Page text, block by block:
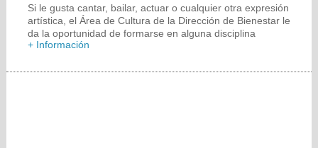
Si le gusta cantar, bailar, actuar o cualquier otra expresión
artística, el Área de Cultura de la Dirección de Bienestar le
da la oportunidad de formarse en alguna disciplina
+ Información